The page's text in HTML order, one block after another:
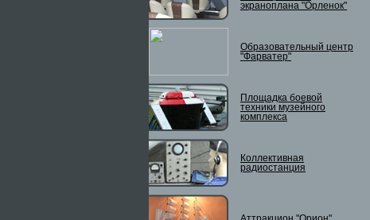
экраноплана "Орленок"
Образовательный центр
"Фарватер"
Площадка боевой
техники музейного
комплекса
Коллективная
радиостанция